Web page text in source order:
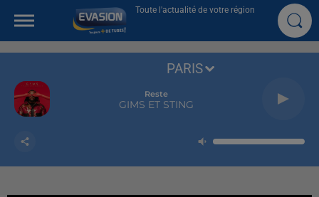
Toute l'actualité de votre région
Reste
GIMS ET STING
PARIS